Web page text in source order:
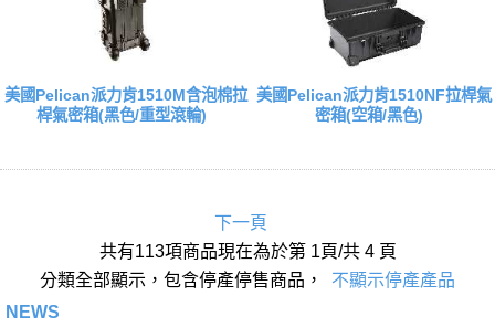
美國Pelican派力肯1510M含泡棉拉
桿氣密箱(黑色/重型滾輪)
美國Pelican派力肯1510NF拉桿氣
密箱(空箱/黑色)
下一頁
共有113項商品現在為於第 1頁/共 4 頁
分類全部顯示，包含停產停售商品， 不顯示停產產品
NEWS